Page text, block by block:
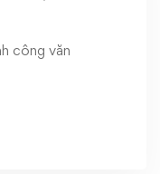
công văn